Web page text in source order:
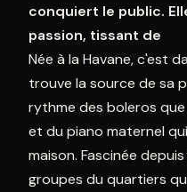
conquiert le public.
passion, tissant de
Née à la Havane, c'est
trouve la source de sa
rythme des boleros
et du piano maternel
maison. Fascinée
groupes du quartiers